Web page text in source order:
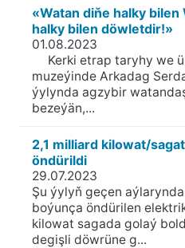
«Watan diňe halky
halky bilen döwletdir!»
01.08.2023
Kerki etrap taryhy we
muzeýinde Arkadag
ýylynda agzybir
bezeýän,...
2,1 milliard kilowat/
öndürildi
29.07.2023
Şu ýylyň geçen
boýunça öndürilen
kilowat sagada golaý
degişli döwrüne g...